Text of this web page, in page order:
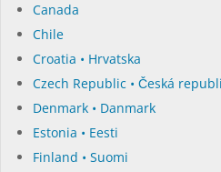
Canada
Chile
Croatia • Hrvatska
Czech Republic • Česká
Denmark • Danmark
Estonia • Eesti
Finland • Suomi